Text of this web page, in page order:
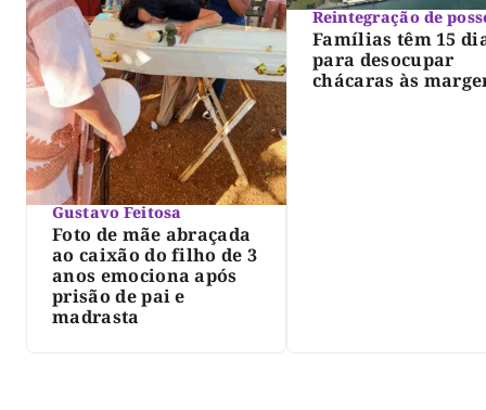
Gustavo Feitosa
Foto de mãe abraçada
ao caixão do filho de 3
anos emociona após
prisão de pai e
madrasta
Reintegração de
Famílias têm 15
para desocupar
chácaras às